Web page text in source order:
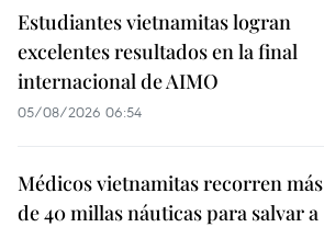
Estudiantes vietnamitas logran
excelentes resultados en la final
internacional de AIMO
05/08/2026 06:54
Médicos vietnamitas recorren más
de 40 millas náuticas para salvar a